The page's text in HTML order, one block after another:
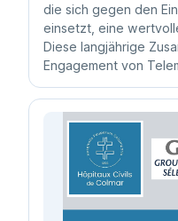
die sich gegen den
einsetzt, eine
Diese langjährige
Engagement von